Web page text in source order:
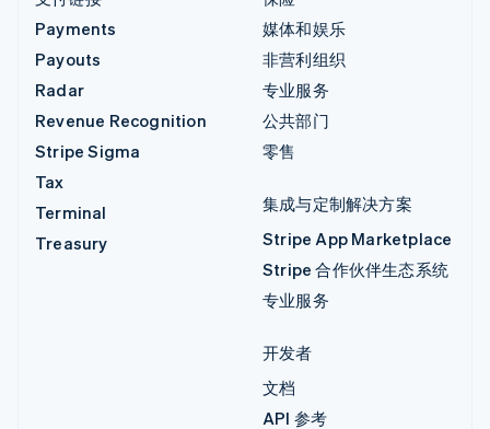
Payments
Payouts
Radar
Revenue Recognition
Stripe Sigma
Tax
Terminal
Treasury
媒体和娱乐
非营利组织
专业服务
公共部门
零售
集成与定制解决方案
Stripe App Marketplace
Stripe 合作伙伴生态系统
专业服务
开发者
文档
API 参考